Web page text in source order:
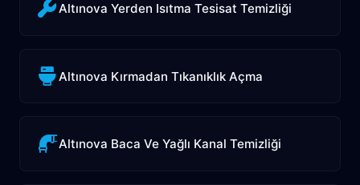
Altınova Yerden Isıtma Tesisat Temizliği
Altınova Kırmadan Tıkanıklık Açma
Altınova Baca Ve Yağlı Kanal Temizliği